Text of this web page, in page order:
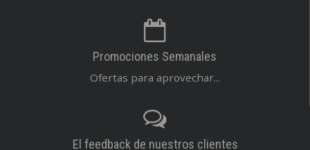
Promociones Semanales
Ofertas para aprovechar...
El feedback de nuestros clientes